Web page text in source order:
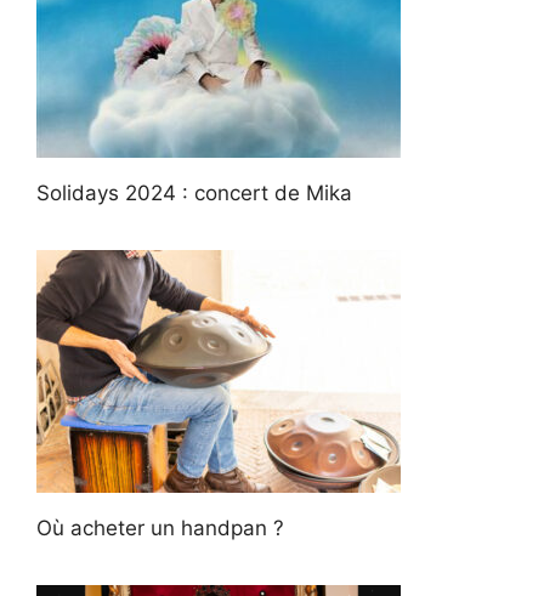
Solidays 2024 : concert de Mika
Où acheter un handpan ?